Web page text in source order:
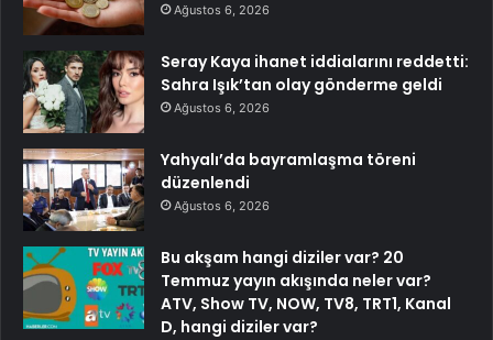
Ağustos 6, 2026
Seray Kaya ihanet iddialarını reddetti:
Sahra Işık’tan olay gönderme geldi
Ağustos 6, 2026
Yahyalı’da bayramlaşma töreni
düzenlendi
Ağustos 6, 2026
Bu akşam hangi diziler var? 20
Temmuz yayın akışında neler var?
ATV, Show TV, NOW, TV8, TRT1, Kanal
D, hangi diziler var?